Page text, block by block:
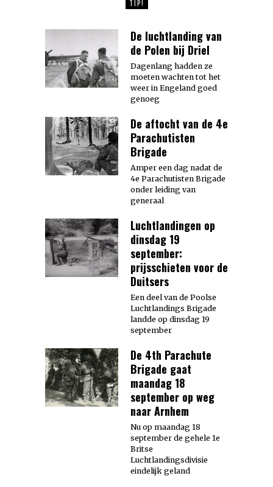
TIP!
De luchtlanding van
de Polen bij Driel
Dagenlang hadden ze
moeten wachten tot het
weer in Engeland goed
genoeg
De aftocht van de 4e
Parachutisten
Brigade
Amper een dag nadat de
4e Parachutisten Brigade
onder leiding van
generaal
Luchtlandingen op
dinsdag 19
september:
prijsschieten voor de
Duitsers
Een deel van de Poolse
Luchtlandings Brigade
landde op dinsdag 19
september
De 4th Parachute
Brigade gaat
maandag 18
september op weg
naar Arnhem
Nu op maandag 18
september de gehele 1e
Britse
Luchtlandingsdivisie
eindelijk geland